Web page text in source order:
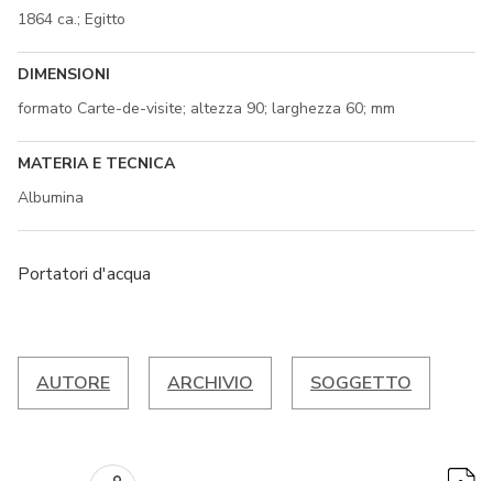
1864 ca.; Egitto
DIMENSIONI
formato Carte-de-visite; altezza 90; larghezza 60; mm
MATERIA E TECNICA
Albumina
Portatori d'acqua
AUTORE ARCHIVIO SOGGETTO